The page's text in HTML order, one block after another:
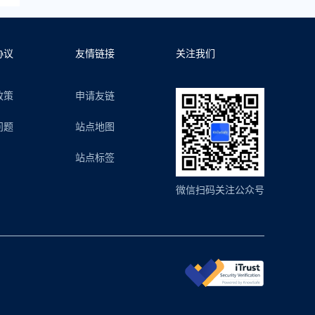
议
策
题
友情链接
申请友链
站点地图
站点标签
关注我们
微信扫码关注公众号